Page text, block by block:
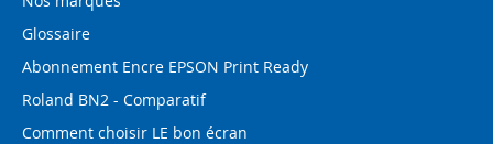
Glossaire
Abonnement Encre EPSON Print Ready
Roland BN2 - Comparatif
Comment choisir LE bon écran